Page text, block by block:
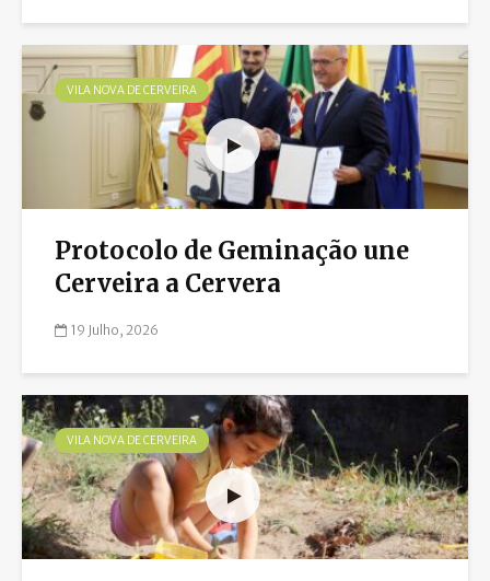
VILA NOVA DE CERVEIRA
Protocolo de Geminação une
Cerveira a Cervera
19 Julho, 2026
VILA NOVA DE CERVEIRA